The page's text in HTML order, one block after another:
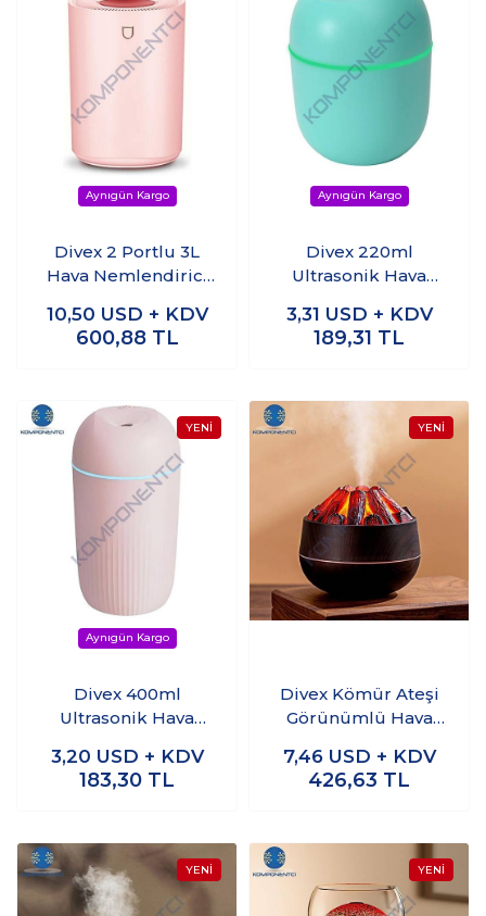
Divex 2 Portlu 3L
Hava Nemlendirici
10,50 USD + KDV
600,88 TL
Divex 220ml
Ultrasonik Hava
Humidifier Mavi H-
57
3,31 USD + KDV
189,31 TL
Divex 400ml
Ultrasonik Hava
Pembe H-59
3,20 USD + KDV
183,30 TL
Divex Kömür Ateşi
Görünümlü Hava
al Fire
Humidifier Siyah H-
7,46 USD + KDV
426,63 TL